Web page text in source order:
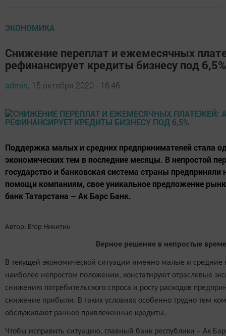
ЭКОНОМИКА
Снижение переплат и ежемесячных
рефинансирует кредиты бизнесу под 6,5%
admin, 15 октября 2020 - 16:46
Поддержка малых и средних предпринимателей стала
экономических тем в последние месяцы. В непростой
государство и банковская система страны предприняли
помощи компаниям, свое уникальное предложение
банк Татарстана – Ак Барс Банк.
Автор: Егор Никитин
Верное решение в непростые
В текущей экономической ситуации именно малые и средние
наиболее непростом положении, констатируют отраслевые
снижению потребительского спроса и росту расходов
снижение прибыли. В таких условиях особенно трудно тем
обслуживают раннее привлеченные кредиты.
Чтобы исправить ситуацию, главный банк республики – Ак